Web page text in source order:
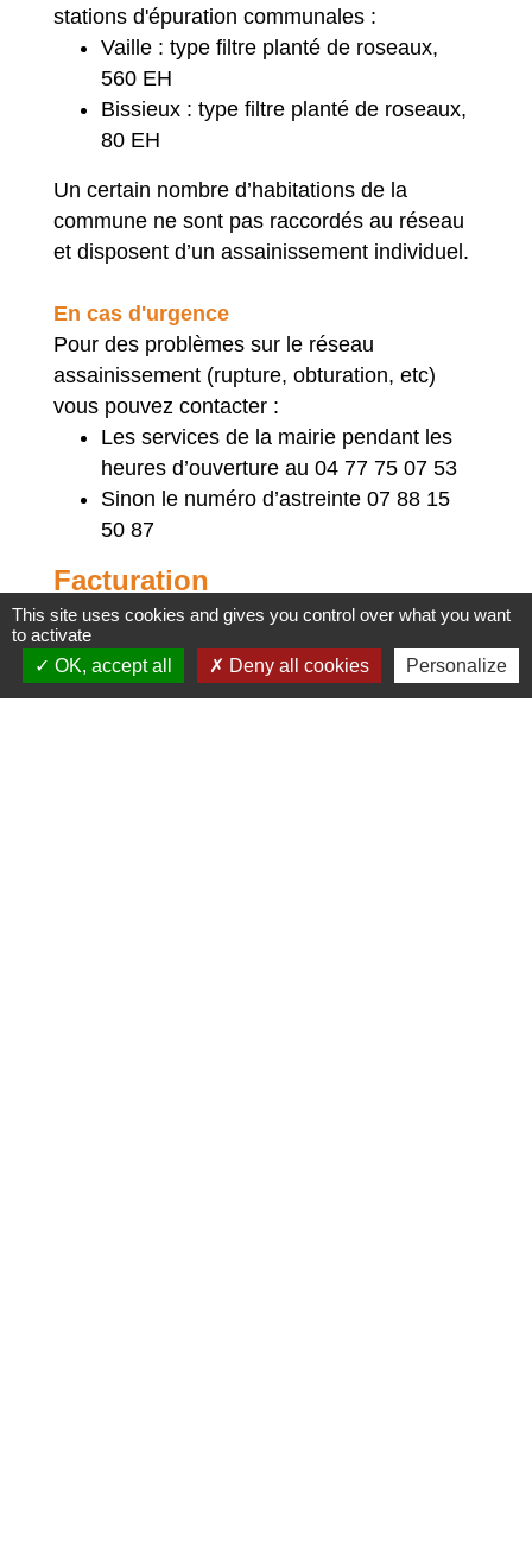
stations d'épuration communales :
Vaille : type filtre planté de roseaux,
560 EH
Bissieux : type filtre planté de roseaux,
80 EH
Un certain nombre d’habitations de la
commune ne sont pas raccordés au réseau
et disposent d’un assainissement individuel.
En cas d'urgence
Pour des problèmes sur le réseau
assainissement (rupture, obturation, etc)
vous pouvez contacter :
Les services de la mairie pendant les
heures d’ouverture au 04 77 75 07 53
Sinon le numéro d’astreinte 07 88 15
50 87
Facturation
La facturation est effectuée deux fois par an
par la société Cholton pour le compte de
This site uses cookies and gives you control over what you want
to activate
OK, accept all
Deny all cookies Personalize